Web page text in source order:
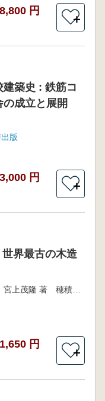
8,800 円
＋
築史 : 鉄筋コ
の成立と展開
版
円
＋
界最古の木造
西岡 常一 著 宮上茂隆 著 穂積和夫 絵
1,650 円
＋